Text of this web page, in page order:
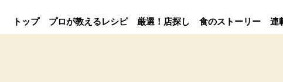
トップ プロが教えるレシピ 厳選！店探し 食のストーリー 連